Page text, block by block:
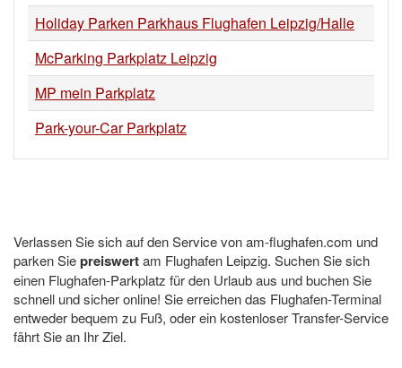
Holiday Parken Parkhaus Flughafen Leipzig/Halle
McParking Parkplatz Leipzig
MP mein Parkplatz
Park-your-Car Parkplatz
Verlassen Sie sich auf den Service von am-flughafen.com und
parken Siepreiswertam Flughafen Leipzig. Suchen Sie sich
einen Flughafen-Parkplatz für den Urlaub aus und buchen Sie
schnell und sicher online! Sie erreichen das Flughafen-Terminal
entweder bequem zu Fuß, oder ein kostenloser Transfer-Service
fährt Sie an Ihr Ziel.